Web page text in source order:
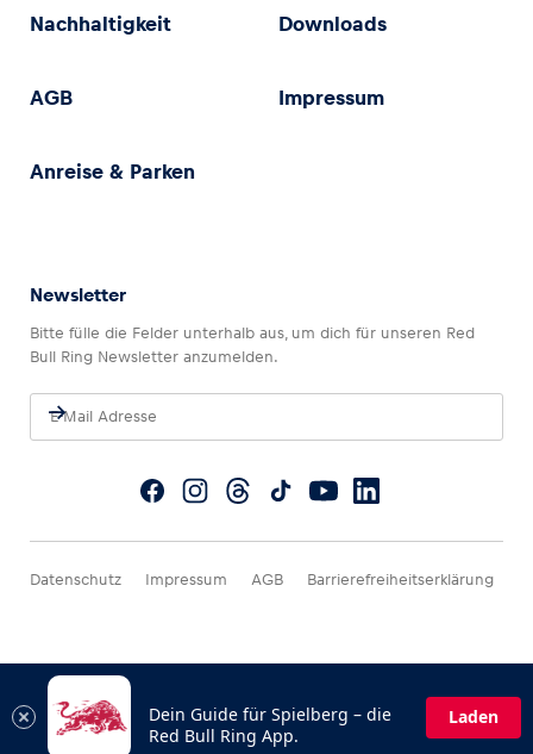
Nachhaltigkeit Downloads
AGB Impressum
Anreise & Parken
Newsletter
Bitte fülle die Felder unterhalb aus, um dich für unseren Red
Bull Ring Newsletter anzumelden.
Datenschutz Impressum AGB Barrierefreiheitserklärung
Dein Guide für Spielberg – die
Red Bull Ring App.
Laden